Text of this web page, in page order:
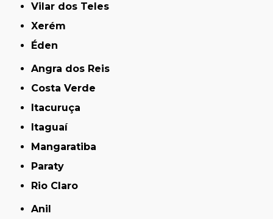
Vilar dos Teles
Xerém
Éden
Angra dos Reis
Costa Verde
Itacuruça
Itaguaí
Mangaratiba
Paraty
Rio Claro
Anil